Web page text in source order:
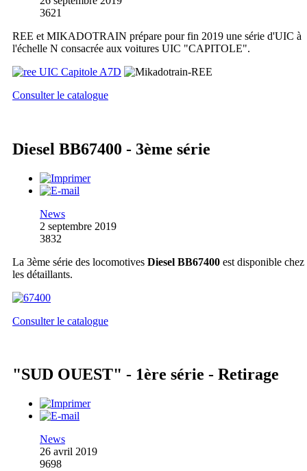
3621
REE et MIKADOTRAIN prépare pour fin 2019 une série d'UIC à
l'échelle N consacrée aux voitures UIC "CAPITOLE".
Consulter le catalogue
Diesel BB67400 - 3ème série
News
2 septembre 2019
3832
La 3ème série des locomotives Diesel BB67400 est disponible chez
les détaillants.
Consulter le catalogue
"SUD OUEST" - 1ère série - Retirage
News
26 avril 2019
9698